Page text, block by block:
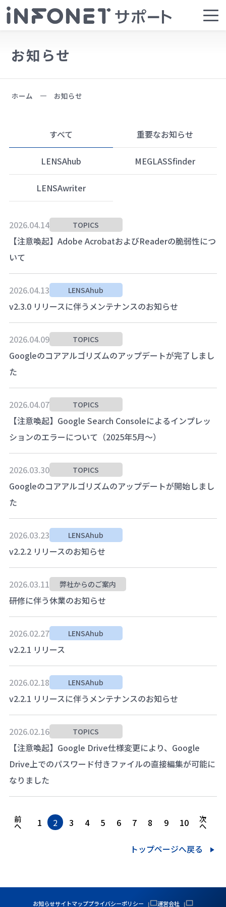
お知らせ
ホーム お知らせ
すべて 重要なお知らせ
LENSAhub MEGLASSfinder
LENSAwriter
2026.04.14 TOPICS
【注意喚起】Adobe AcrobatおよびReaderの脆弱性につ
いて
2026.04.13 LENSAhub
v2.3.0 リリースに伴うメンテナンスのお知らせ
2026.04.09 TOPICS
Googleのコアアルゴリズムのアップデートが完了しまし
た
2026.04.07 TOPICS
【注意喚起】Google Search Consoleによるインプレッ
ションのエラーについて（2025年5月～）
2026.03.30 TOPICS
Googleのコアアルゴリズムのアップデートが開始しまし
た
2026.03.23 LENSAhub
v2.2.2 リリースのお知らせ
2026.03.11 弊社からのご案内
研修に伴う休業のお知らせ
2026.02.27 LENSAhub
v2.2.1 リリース
2026.02.18 LENSAhub
v2.2.1 リリースに伴うメンテナンスのお知らせ
2026.02.16 TOPICS
【注意喚起】Google Drive仕様変更により、Google
Drive上でのパスワード付きファイルの直接編集が可能に
なりました
前
へ 1 2 3 4 5 6 7 8 9 10 次
へ
トップページへ戻る
お知らせサイトマッププライバシーポリシー 運営会社